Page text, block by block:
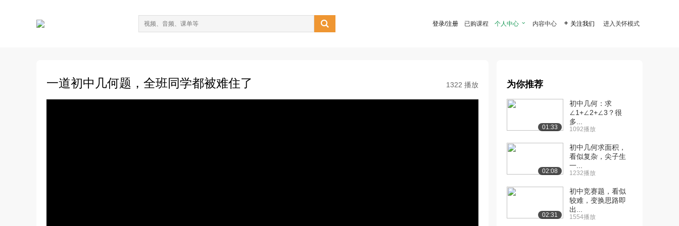
 登录/注册 已购课程 个人中心  内容中心  关注我们 进入关怀模式
一道初中几何题，全班同学都被难住了 1322 播放 为你推荐
01:33
初中几何：求
∠1+∠2+∠3？很
多...
1092播放
02:08
初中几何求面积，
看似复杂，尖子生
一...
1232播放
02:31
初中竞赛题，看似
较难，变换思路即
出...
1554播放